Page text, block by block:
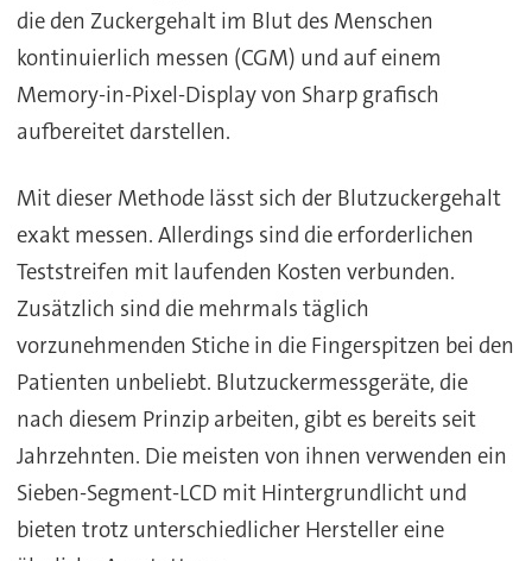
die den Zuckergehalt im Blut des Menschen
kontinuierlich messen (CGM) und auf einem
Memory-in-Pixel-Display von Sharp grafisch
aufbereitet darstellen.
Mit dieser Methode lässt sich der Blutzuckergehalt
exakt messen. Allerdings sind die erforderlichen
Teststreifen mit laufenden Kosten verbunden.
Zusätzlich sind die mehrmals täglich
vorzunehmenden Stiche in die Fingerspitzen bei den
Patienten unbeliebt. Blutzuckermessgeräte, die
nach diesem Prinzip arbeiten, gibt es bereits seit
Jahrzehnten. Die meisten von ihnen verwenden ein
Sieben-Segment-LCD mit Hintergrundlicht und
bieten trotz unterschiedlicher Hersteller eine